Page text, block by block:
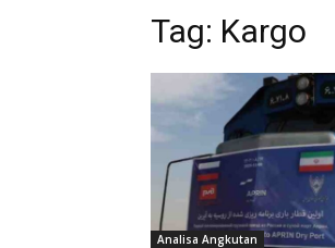
Tag: Kargo
Analisa Angkutan